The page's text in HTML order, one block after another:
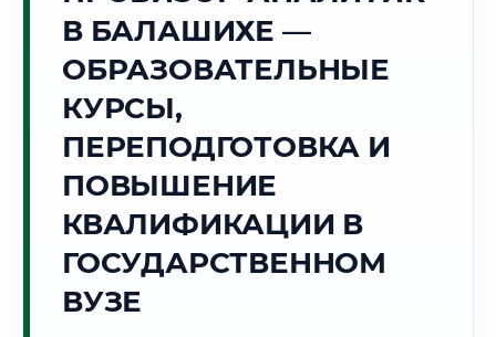
Г. БАЛАШИХА
13:45:42
2026 г.
Погода в г. Балашиха: ☁️ +19°C
🌅 Восход:04:46 🌇 Закат:
📍 Региональная справка
В БАЛАШИХЕ —
ОБРАЗОВАТЕЛЬНЫЕ
КУРСЫ,
ПЕРЕПОДГОТОВКА И
ПОВЫШЕНИЕ
КВАЛИФИКАЦИИ В
ГОСУДАРСТВЕННОМ
ВУЗЕ